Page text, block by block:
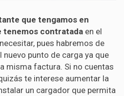
que tengamos en
tenemos contratada en el
pues habremos de
punto de carga ya que
misma factura. Si no cuentas
te interese aumentar la
un cargador que permita